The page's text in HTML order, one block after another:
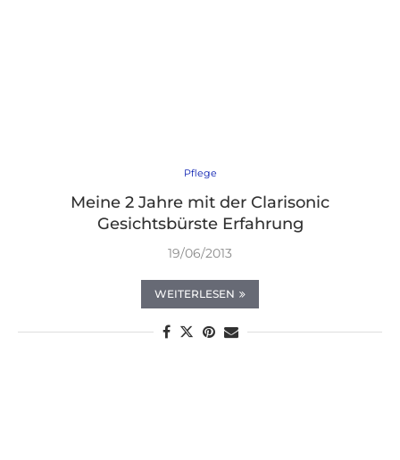
Pflege
Meine 2 Jahre mit der Clarisonic
Gesichtsbürste Erfahrung
19/06/2013
WEITERLESEN